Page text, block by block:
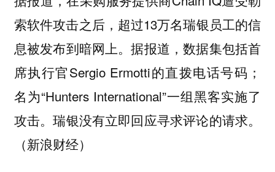
索软件攻击之后，超过13万名瑞银员工的信
息被发布到暗网上。据报道，数据集包括首
席执行官Sergio Ermotti的直拨电话号码；
名为“Hunters International”一组黑客实施了
攻击。瑞银没有立即回应寻求评论的请求。
（新浪财经）